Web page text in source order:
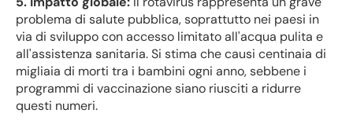
problema di salute pubblica, soprattutto nei paesi in
via di sviluppo con accesso limitato all'acqua pulita e
all'assistenza sanitaria. Si stima che causi centinaia di
migliaia di morti tra i bambini ogni anno, sebbene i
programmi di vaccinazione siano riusciti a ridurre
questi numeri.